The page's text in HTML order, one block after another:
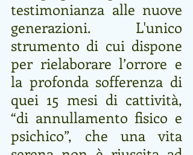
testimonianza alle nuove
generazioni. L'unico
strumento di cui dispone
per rielaborare l’orrore e
la profonda sofferenza di
quei 15 mesi di cattività,
“di annullamento fisico e
psichico”, che una vita